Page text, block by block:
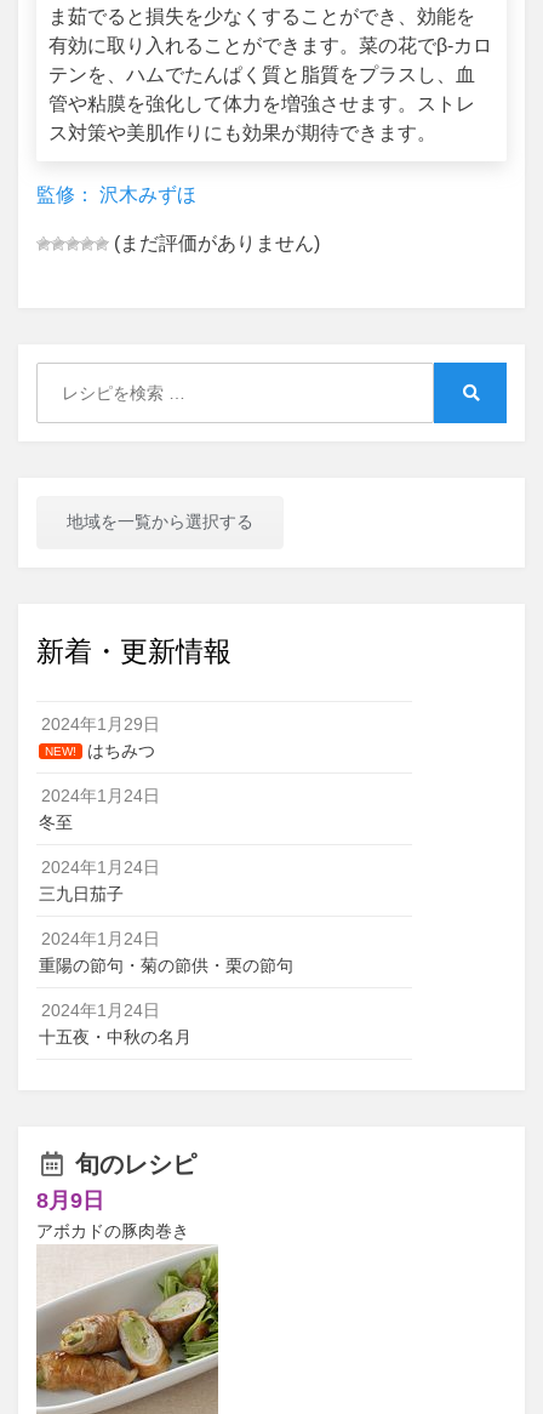
ま茹でると損失を少なくすることができ、効能を
有効に取り入れることができます。菜の花でβ-カロ
テンを、ハムでたんぱく質と脂質をプラスし、血
管や粘膜を強化して体力を増強させます。ストレ
ス対策や美肌作りにも効果が期待できます。
監修： 沢木みずほ
(まだ評価がありません)
地域を一覧から選択する
新着・更新情報
2024年1月29日
NEW! はちみつ
2024年1月24日
冬至
2024年1月24日
三九日茄子
2024年1月24日
重陽の節句・菊の節供・栗の節句
2024年1月24日
十五夜・中秋の名月
旬のレシピ
8月9日
アボカドの豚肉巻き